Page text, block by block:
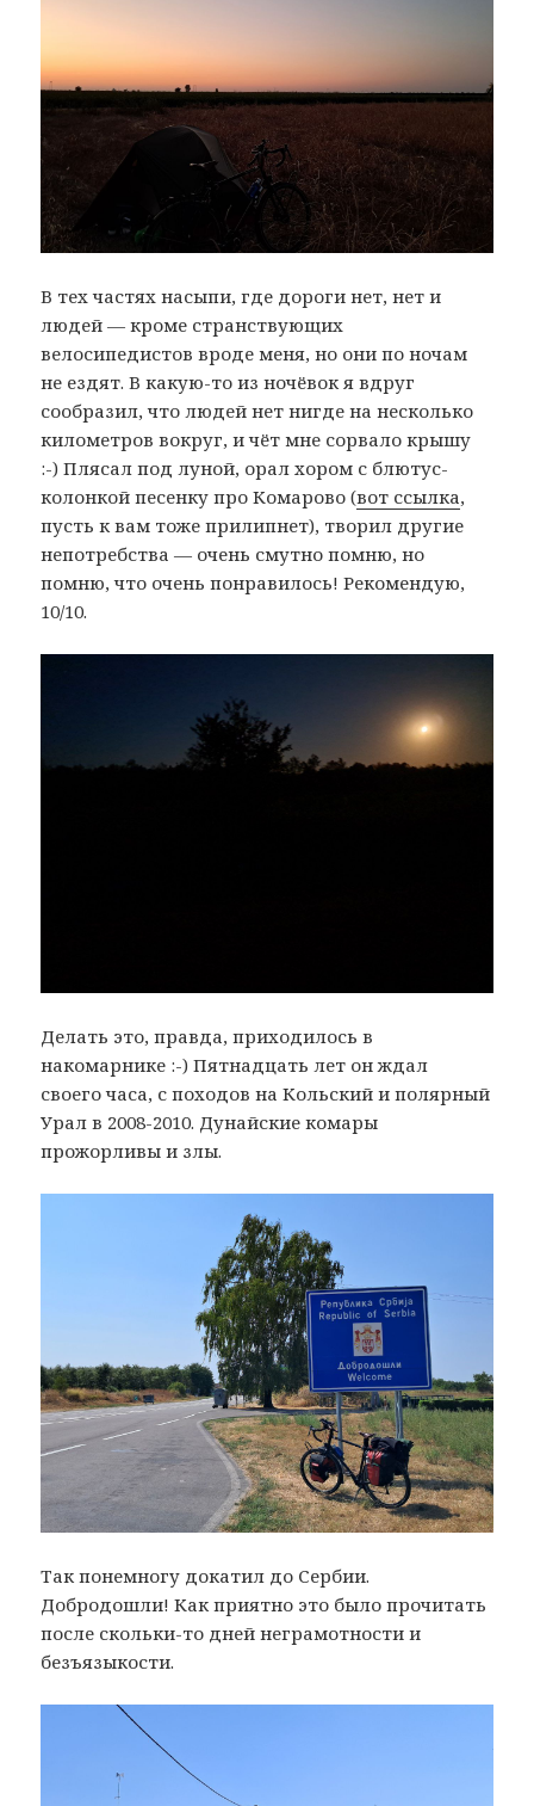
В тех частях насыпи, где дороги нет, нет и
людей — кроме странствующих
велосипедистов вроде меня, но они по ночам
не ездят. В какую-то из ночёвок я вдруг
сообразил, что людей нет нигде на несколько
километров вокруг, и чёт мне сорвало крышу
:-) Плясал под луной, орал хором с блютус-
колонкой песенку про Комарово (вот ссылка,
пусть к вам тоже прилипнет), творил другие
непотребства — очень смутно помню, но
помню, что очень понравилось! Рекомендую,
10/10.
Делать это, правда, приходилось в
накомарнике :-) Пятнадцать лет он ждал
своего часа, с походов на Кольский и полярный
Урал в 2008-2010. Дунайские комары
прожорливы и злы.
Так понемногу докатил до Сербии.
Добродошли! Как приятно это было прочитать
после скольки-то дней неграмотности и
безъязыкости.